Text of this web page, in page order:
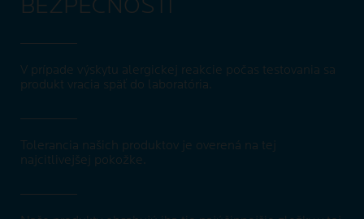
BEZPEČNOSTI
V prípade výskytu alergickej reakcie počas testovania sa
produkt vracia späť do laboratória.
Tolerancia našich produktov je overená na tej
najcitlivejšej pokožke.